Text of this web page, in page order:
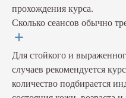
прохождения курса.
Сколько сеансов обычно
Для стойкого и
случаев рекомендуется
количество подбирается